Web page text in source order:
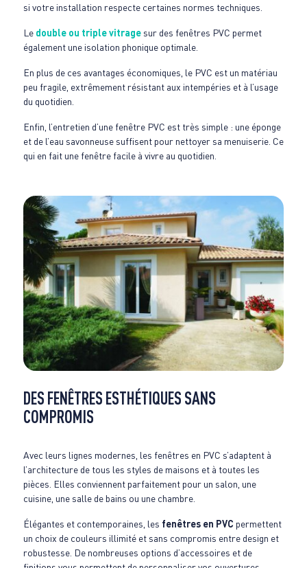
si votre installation respecte certaines normes techniques.
Le double ou triple vitragesur des fenêtres PVC permet
également une isolation phonique optimale.
En plus de ces avantages économiques, le PVC est un matériau
peu fragile, extrêmement résistant aux intempéries et à l’usage
du quotidien.
Enfin, l’entretien d’une fenêtre PVC est très simple : une éponge
et de l’eau savonneuse suffisent pour nettoyer sa menuiserie. Ce
qui en fait une fenêtre facile à vivre au quotidien.
DES FENÊTRES ESTHÉTIQUES SANS
COMPROMIS
Avec leurs lignes modernes, les fenêtres en PVC s’adaptent à
l’architecture de tous les styles de maisons et à toutes les
pièces. Elles conviennent parfaitement pour un salon, une
cuisine, une salle de bains ou une chambre.
Élégantes et contemporaines, les fenêtres en PVC permettent
un choix de couleurs illimité et sans compromis entre design et
robustesse. De nombreuses options d’accessoires et de